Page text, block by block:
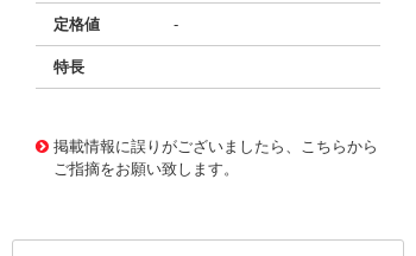
定格値 -
特長
掲載情報に誤りがございましたら、こちらから
ご指摘をお願い致します。